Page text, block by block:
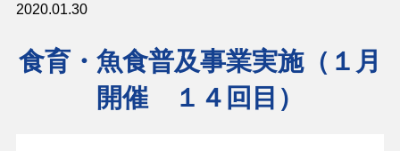
2020.01.30
食育・魚食普及事業実施（１月
開催 １４回目）